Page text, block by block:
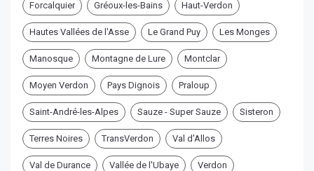
Forcalquier Gréoux-les-Bains Haut-Verdon
Hautes Vallées de l'Asse Le Grand Puy Les Monges
Manosque Montagne de Lure Montclar
Moyen Verdon Pays Dignois Praloup
Saint-André-les-Alpes Sauze - Super Sauze Sisteron
Terres Noires TransVerdon Val d'Allos
Val de Durance Vallée de l'Ubaye Verdon